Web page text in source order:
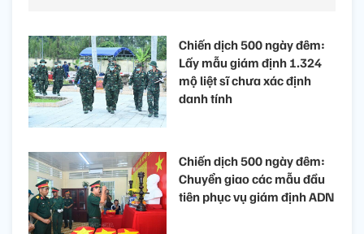
Chiến dịch 500 ngày đêm:
Lấy mẫu giám định 1.324
mộ liệt sĩ chưa xác định
danh tính
Chiến dịch 500 ngày đêm:
Chuyển giao các mẫu đầu
tiên phục vụ giám định ADN